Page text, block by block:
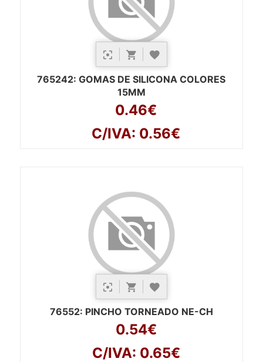
765242: GOMAS DE SILICONA COLORES
15MM
0.46€
C/IVA: 0.56€
76552: PINCHO TORNEADO NE-CH
0.54€
C/IVA: 0.65€